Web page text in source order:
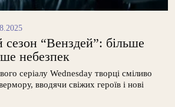
“Венздей”: більше
небезпек
серіалу Wednesday творці сміливо
вводячи свіжих героїв і нові